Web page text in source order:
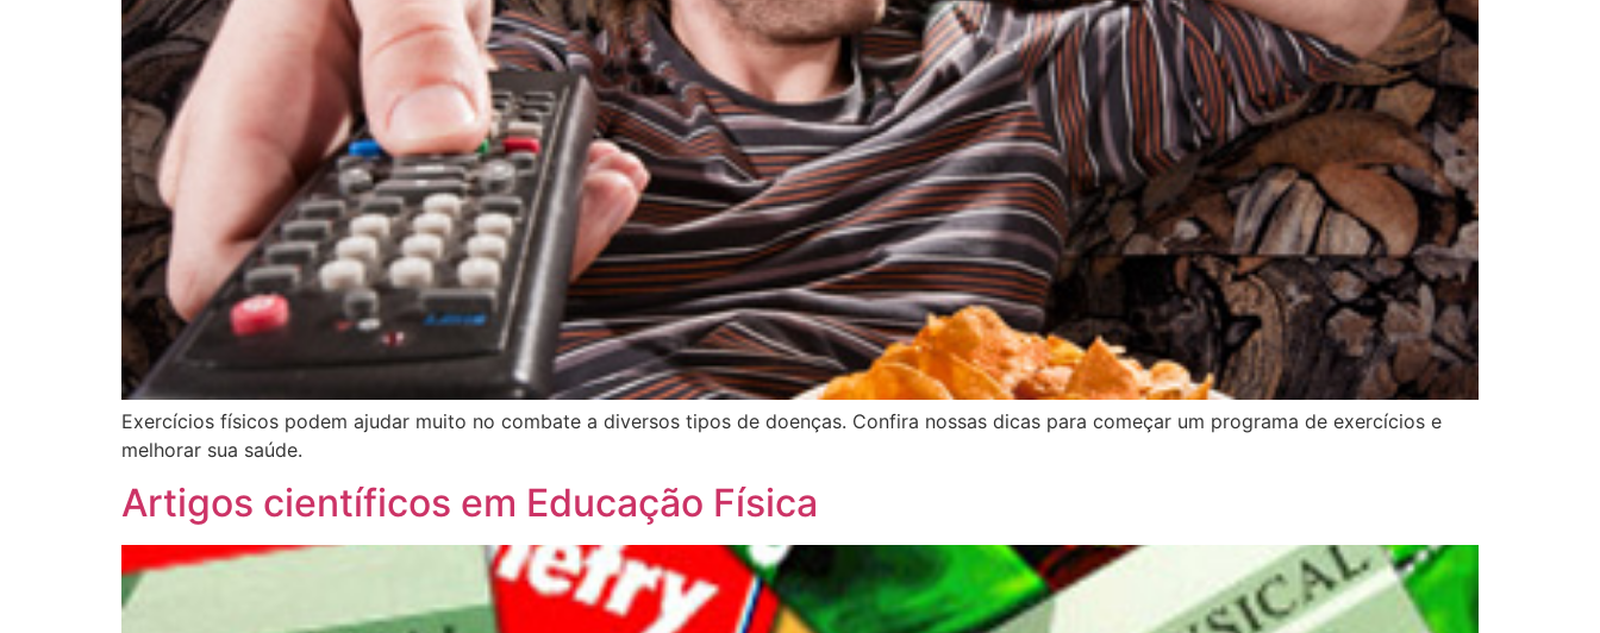
Exercícios físicos podem ajudar muito no combate a diversos tipos de doenças. Confira nossas dicas para começar um programa de exercícios e
melhorar sua saúde.
Artigos científicos em Educação Física